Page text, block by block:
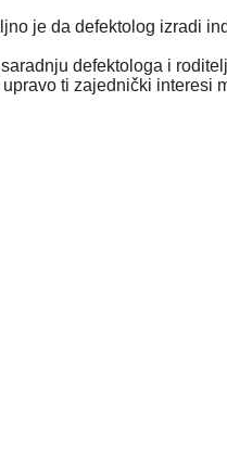
je da defektolog izradi
defektologa i
ti zajednički interesi